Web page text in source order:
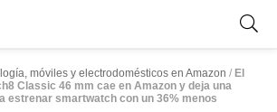
móviles y electrodomésticos en Amazon / El
Classic 46 mm cae en Amazon y deja una
estrenar smartwatch con un 36% menos